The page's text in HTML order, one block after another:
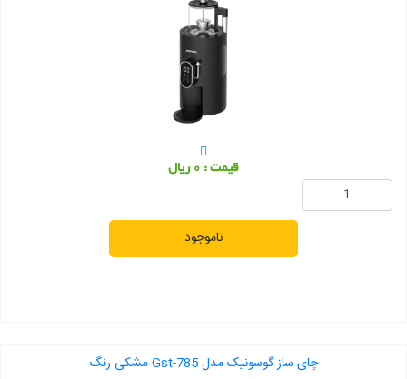
قیمت : 0 ریال
ناموجود
چای ساز گوسونیک مدل Gst-785 مشکی رنگ